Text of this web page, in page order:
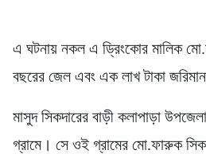
এ ঘটনায় নকল এ ড্রিংকোর মালিক
বছরের জেল এবং এক লাখ টাকা
মাসুদ সিকদারের বাড়ী কলাপাড়া
গ্রামে। সে ওই গ্রামের মো.ফারুক